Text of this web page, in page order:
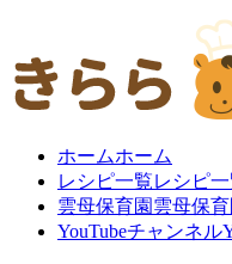
ホームホーム
レシピ一覧レシピ
雲母保育園 雲母保育
YouTubeチャンネル